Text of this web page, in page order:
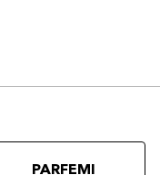
PARFEMI